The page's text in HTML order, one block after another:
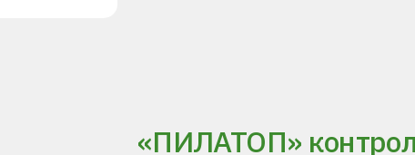
«ПИЛАТОП»